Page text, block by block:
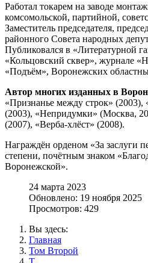
Работал токарем на заводе
комсомольской, партийной,
Заместитель председателя,
районного Совета народных
Публиковался в «Литературной
«Кольцовский сквер», журнале
«Подъём», Воронежских
Автор многих изданных в
«Признанье между строк» (2003),
(2003), «Непридумки» (Москва,
(2007), «Верба-хлёст» (2008).
Награждён орденом «За заслуги
степени, почётным знаком
Воронежской».
24 марта 2023
Обновлено: 19 ноября 2025
Просмотров: 429
Вы здесь:
Главная
Том Второй